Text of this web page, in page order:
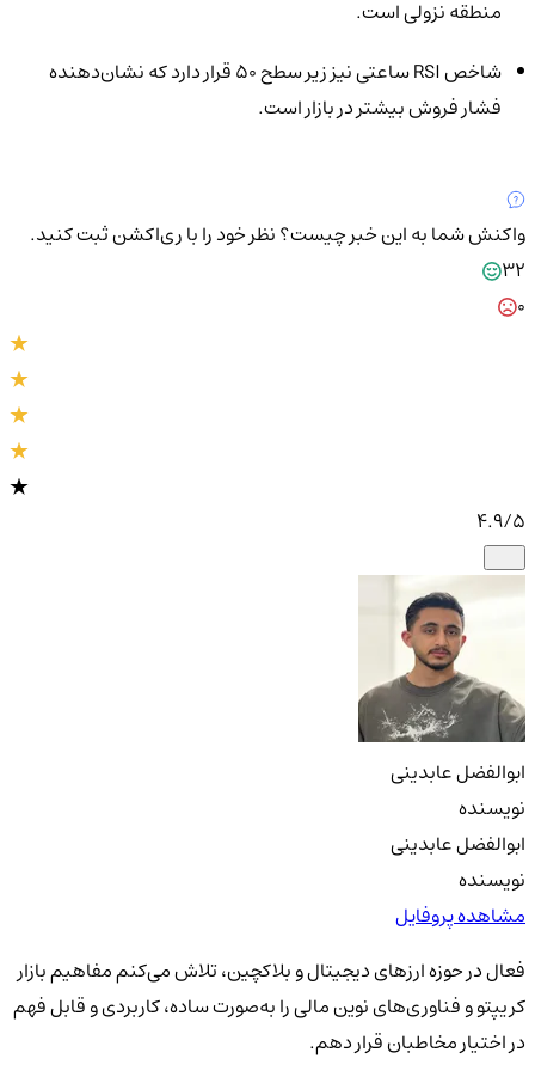
منطقه نزولی است.
شاخص RSI ساعتی نیز زیر سطح ۵۰ قرار دارد که نشان‌دهنده
فشار فروش بیشتر در بازار است.
واکنش شما به این خبر چیست؟نظر خود را با ری‌اکشن ثبت کنید.
32
4.9/5
ابوالفضل عابدینی
نویسنده
ابوالفضل عابدینی
نویسنده
مشاهده پروفایل
فعال در حوزه ارزهای دیجیتال و بلاکچین، تلاش می‌کنم مفاهیم بازار
کریپتو و فناوری‌های نوین مالی را به‌صورت ساده، کاربردی و قابل فهم
در اختیار مخاطبان قرار دهم.